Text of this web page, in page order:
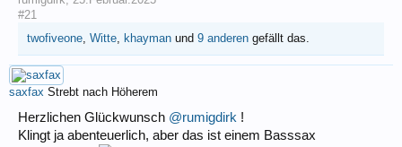
#21
twofiveone, Witte, khayman und 9 anderen gefällt das.
saxfax Strebt nach Höherem
Herzlichen Glückwunsch @rumigdirk !
Klingt ja abenteuerlich, aber das ist einem Basssax